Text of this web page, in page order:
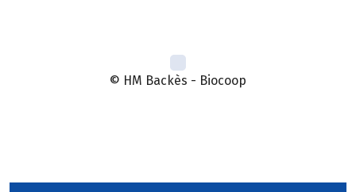
© HM Backès - Biocoop